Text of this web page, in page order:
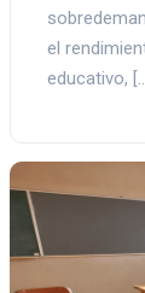
el
educativo,